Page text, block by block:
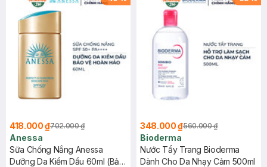
418.000 ₫702.000 ₫
Anessa
Sữa Chống Nắng Anessa
Dưỡng Da Kiềm Dầu 60ml (Bản
348.000 ₫560.000 ₫
Bioderma
Nước Tẩy Trang Bioderma
Dành Cho Da Nhạy Cảm 500ml